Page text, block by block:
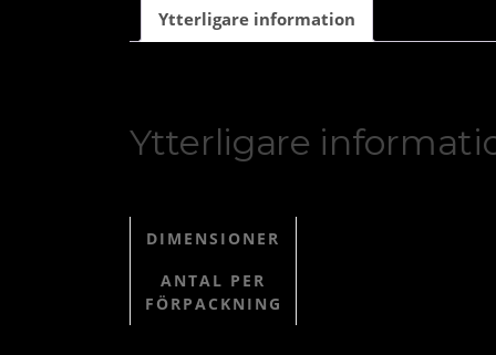
Ytterligare information
Ytterligare
DIMENSIONER
ANTAL PER
FÖRPACKNING